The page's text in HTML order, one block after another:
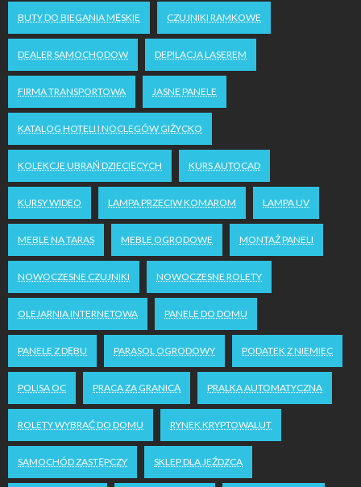
BUTY DO BIEGANIA MĘSKIE CZUJNIKI RAMKOWE
DEALER SAMOCHODOW DEPILACJA LASEREM
FIRMA TRANSPORTOWA JASNE PANELE
KATALOG HOTELI I NOCLEGÓW GIŻYCKO
KOLEKCJE UBRAŃ DZIECIĘCYCH KURS AUTOCAD
KURSY WIDEO LAMPA PRZECIW KOMAROM LAMPA UV
MEBLE NA TARAS MEBLE OGRODOWE MONTAŻ PANELI
NOWOCZESNE CZUJNIKI NOWOCZESNE ROLETY
OLEJARNIA INTERNETOWA PANELE DO DOMU
PANELE Z DĘBU PARASOL OGRODOWY PODATEK Z NIEMIEC
POLISA OC PRACA ZA GRANICĄ PRALKA AUTOMATYCZNA
ROLETY WYBRAĆ DO DOMU RYNEK KRYPTOWALUT
SAMOCHÓD ZASTĘPCZY SKLEP DLA JEŹDZCA